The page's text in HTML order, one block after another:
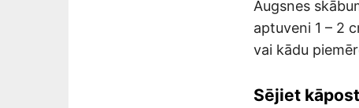
Augsnes
aptuveni 1 – 2
vai kādu
Sējiet